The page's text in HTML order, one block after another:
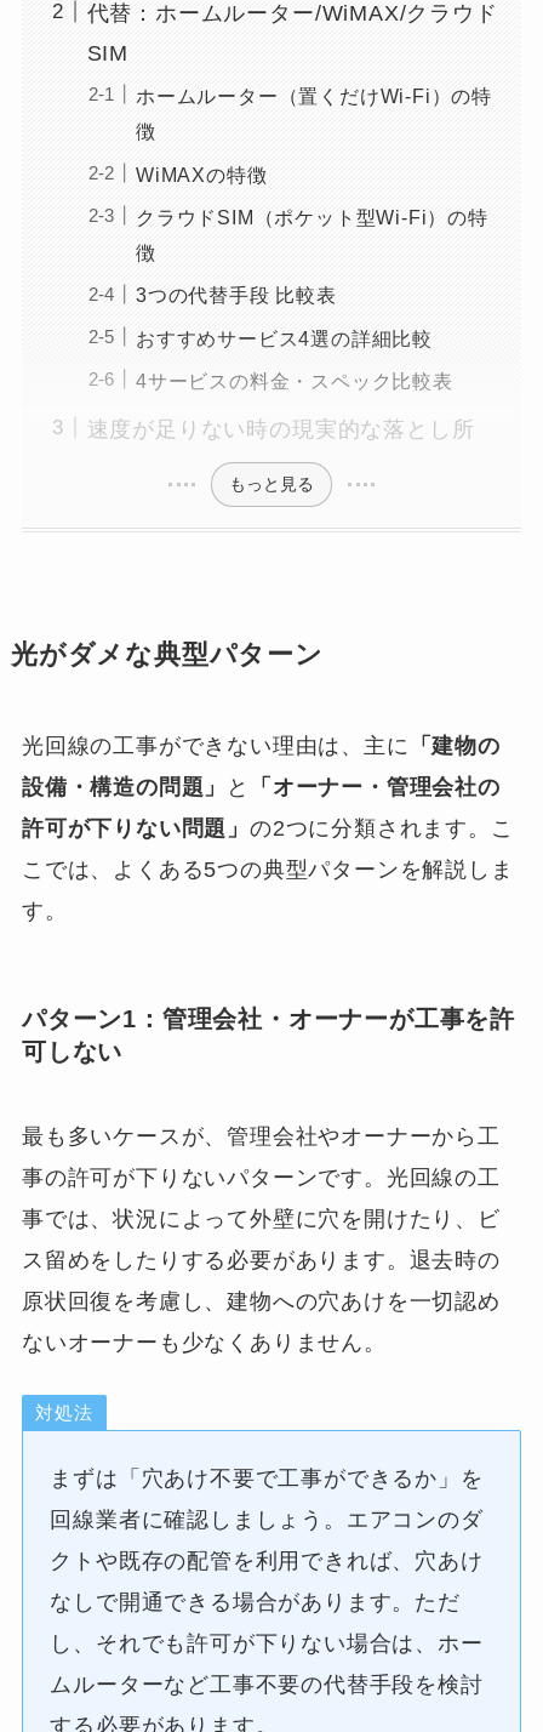
代替：ホームルーター/WiMAX/クラウド
SIM
ホームルーター（置くだけWi-Fi）の特
徴
WiMAXの特徴
クラウドSIM（ポケット型Wi-Fi）の特
徴
3つの代替手段 比較表
おすすめサービス4選の詳細比較
4サービスの料金・スペック比較表
速度が足りない時の現実的な落とし所
もっと見る
光がダメな典型パターン
光回線の工事ができない理由は、主に
「建物の
設備・構造の問題」
と
「オーナー・管理会社の
許可が下りない問題」 の2つに分類されます。こ
こでは、よくある5つの典型パターンを解説しま
す。
パターン1：管理会社・オーナーが工事を許
可しない
最も多いケースが、管理会社やオーナーから工
事の許可が下りないパターンです。光回線の工
事では、状況によって外壁に穴を開けたり、ビ
ス留めをしたりする必要があります。退去時の
原状回復を考慮し、建物への穴あけを一切認め
ないオーナーも少なくありません。
対処法
まずは「穴あけ不要で工事ができるか」を
回線業者に確認しましょう。エアコンのダ
クトや既存の配管を利用できれば、穴あけ
なしで開通できる場合があります。ただ
し、それでも許可が下りない場合は、ホー
ムルーターなど工事不要の代替手段を検討
する必要があります。